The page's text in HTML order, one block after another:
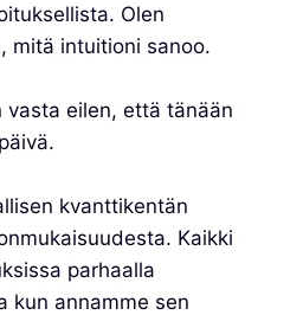
Olen
mitä intuitioni sanoo.
vasta eilen, että tänään
kvanttikentän
Kaikki
parhaalla
kun annamme sen